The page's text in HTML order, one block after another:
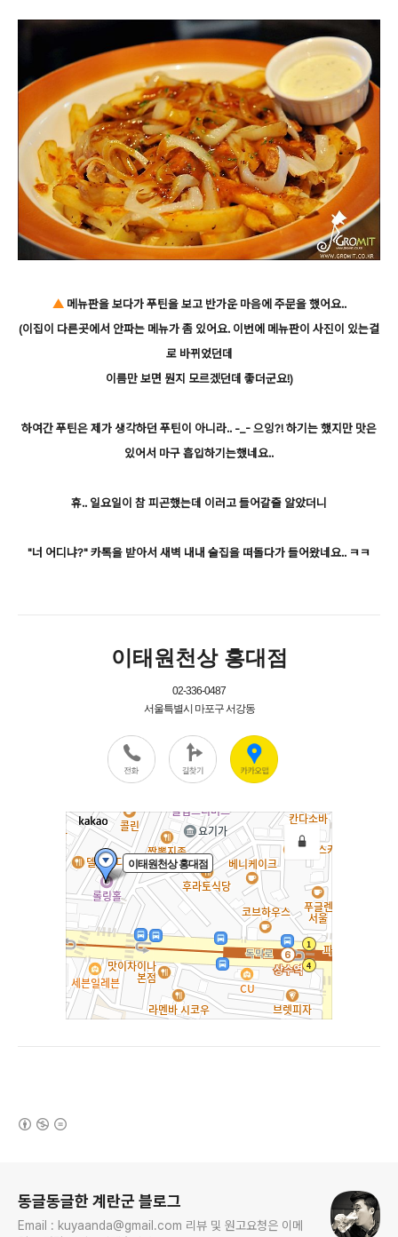
▲ 메뉴판을 보다가 푸틴을 보고 반가운 마음에 주문을 했어요..
(이집이 다른곳에서 안파는 메뉴가 좀 있어요. 이번에 메뉴판이 사진이 있는걸
로 바뀌었던데
이름만 보면 뭔지 모르겠던데 좋더군요!)
하여간 푸틴은 제가 생각하던 푸틴이 아니라.. -_- 으잉?! 하기는 했지만 맛은
있어서 마구 흡입하기는했네요..
휴.. 일요일이 참 피곤했는데 이러고 들어갈줄 알았더니
"너 어디냐?" 카톡을 받아서 새벽 내내 술집을 떠돌다가 들어왔네요.. ㅋㅋ
동글동글한 계란군 블로그
Email : kuyaanda@gmail.com 리뷰 및 원고요청은 이메